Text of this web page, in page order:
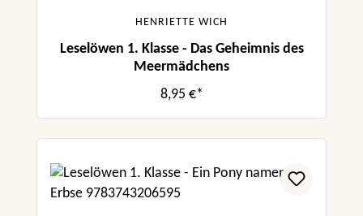
HENRIETTE WICH
Leselöwen 1. Klasse - Das Geheimnis des
Meermädchens
8,95 €*